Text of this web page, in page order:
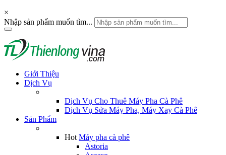
×
Nhập sản phẩm muốn tìm...
Giới Thiệu
Dịch Vụ
Dịch Vụ Cho Thuê Máy Pha Cà Phê
Dịch Vụ Sửa Máy Pha, Máy Xay Cà Phê
Sản Phẩm
Hot Máy pha cà phê
Astoria